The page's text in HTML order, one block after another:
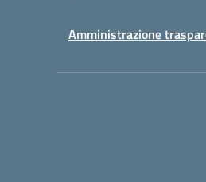
Amministrazione